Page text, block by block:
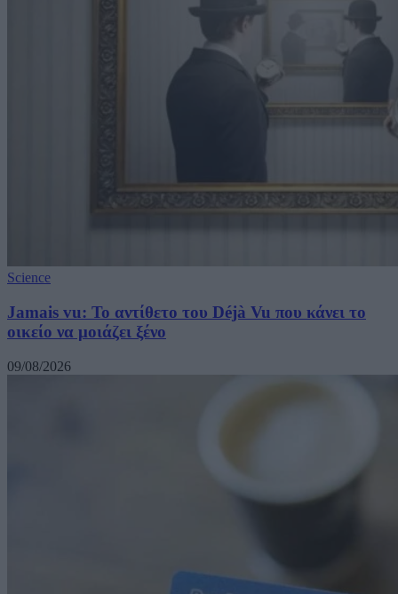
Science
Jamais vu: Το αντίθετο του Déjà Vu που κάνει το
οικείο να μοιάζει ξένο
09/08/2026